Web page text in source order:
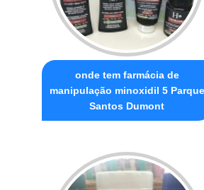
onde tem farmácia de
manipulação minoxidil 5 Parque
Santos Dumont